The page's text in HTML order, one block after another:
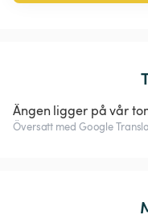
Ängen ligger på vår
Översatt med Google